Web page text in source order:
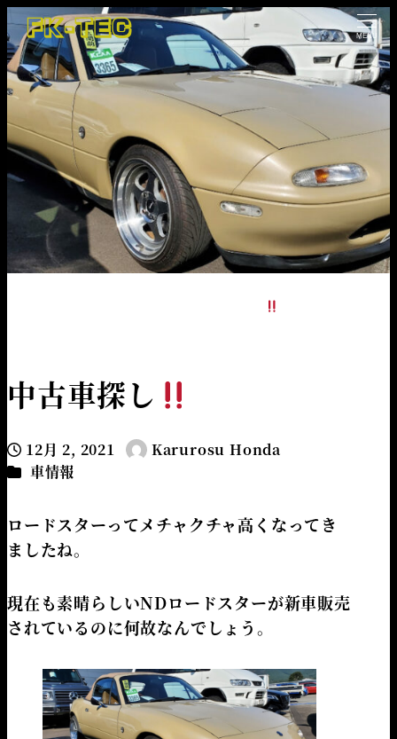
MENU
中古車探し
投稿日
12月 2, 2021 著 Karurosu Honda
カテゴリー
車情報
ロードスターってメチャクチャ高くなってき
ましたね。
現在も素晴らしいNDロードスターが新車販売
されているのに何故なんでしょう。